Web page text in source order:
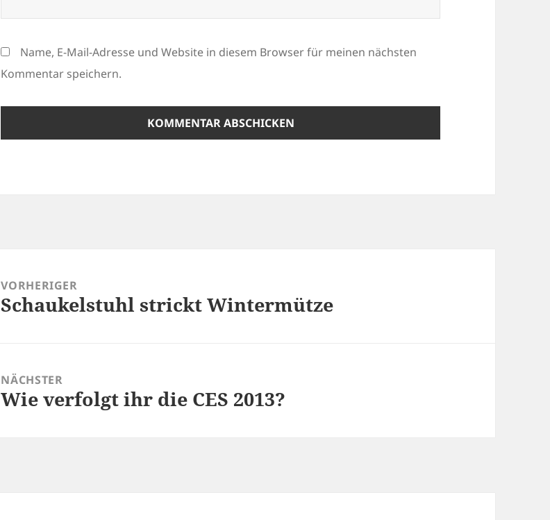
Name, E-Mail-Adresse und Website in diesem Browser für meinen nächsten
Kommentar speichern.
VORHERIGER
Vorheriger
Schaukelstuhl strickt Wintermütze
NÄCHSTER
Nächster
Wie verfolgt ihr die CES 2013?